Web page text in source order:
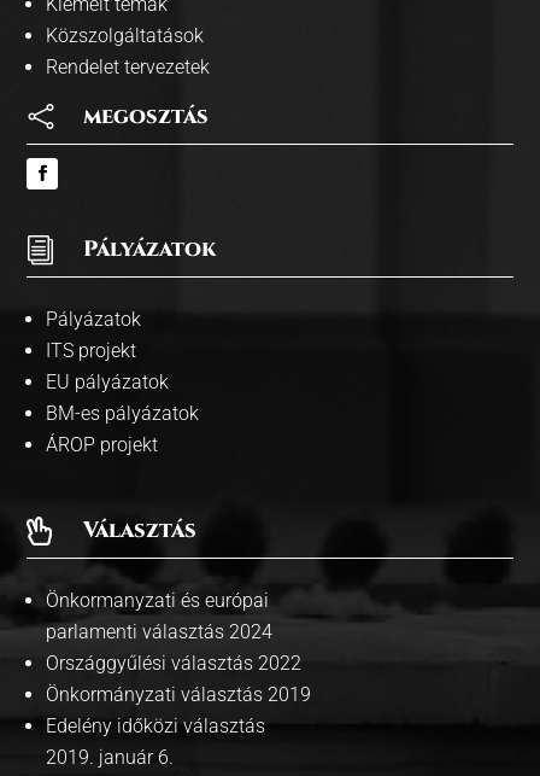
Közszolgáltatások
Rendelet tervezetek
 megosztás
i Pályázatok
Pályázatok
ITS projekt
EU pályázatok
BM-es pályázatok
ÁROP projekt
 Választás
Önkormanyzati és európai
parlamenti választás 2024
Országgyűlési választás 2022
Önkormányzati választás 2019
Edelény időközi választás
2019. január 6.